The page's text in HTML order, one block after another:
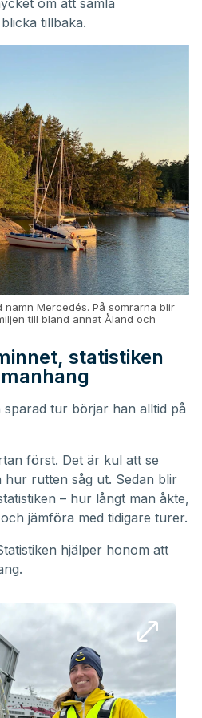
om att samla
tillbaka.
Mercedés. På somrarna blir
till bland annat Åland och
statistiken
tur börjar han alltid på
först. Det är kul att se
rutten såg ut. Sedan blir
– hur långt man åkte,
jämföra med tidigare turer.
hjälper honom att